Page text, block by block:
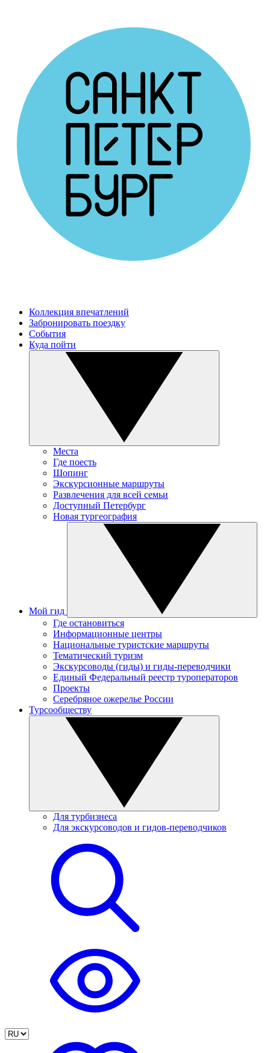
Коллекция впечатлений
Забронировать поездку
События
Куда пойти
Места
Где поесть
Шопинг
Экскурсионные маршруты
Развлечения для всей семьи
Доступный Петербург
Новая тургеография
Мой гид
Где остановиться
Информационные центры
Национальные туристские маршруты
Тематический туризм
Экскурсоводы (гиды) и гиды-переводчики
Единый Федеральный реестр туроператоров
Проекты
Серебряное ожерелье России
Турсообществу
Для турбизнеса
Для экскурсоводов и гидов-переводчиков